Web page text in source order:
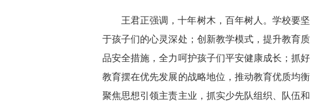
王君正强调，十年树木，百年树人。学校要
于孩子们的心灵深处；创新教学模式，提升教育
品安全措施，全力呵护孩子们平安健康成长；抓
教育摆在优先发展的战略地位，推动教育优质均
聚焦思想引领主责主业，抓实少先队组织、队伍